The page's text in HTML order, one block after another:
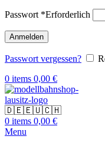
Passwort *Erforderlich
Anmelden
Passwort vergessen?
0 items 0,00 €
🇩🇪🇪🇺🇨🇭
0 items 0,00 €
Menu